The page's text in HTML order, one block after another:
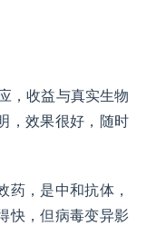
，收益与真实生物
，效果很好，随时
药，是中和抗体，
快，但病毒变异影